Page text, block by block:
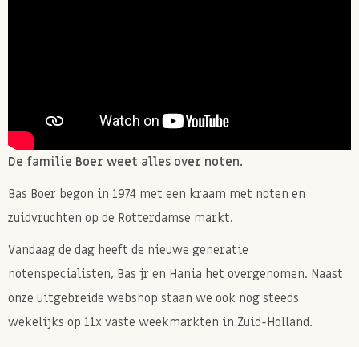
Verpakt in een bedrijf waar ook
GLUTEN, LACTOSE
wordt verwerkt.
De familie Boer weet alles over noten.
Bas Boer begon in 1974 met een kraam met noten en
zuidvruchten op de Rotterdamse markt.
Vandaag de dag heeft de nieuwe generatie
notenspecialisten, Bas jr en Hania het overgenomen. Naast
onze uitgebreide webshop staan we ook nog steeds
wekelijks op 11x vaste weekmarkten in Zuid-Holland.